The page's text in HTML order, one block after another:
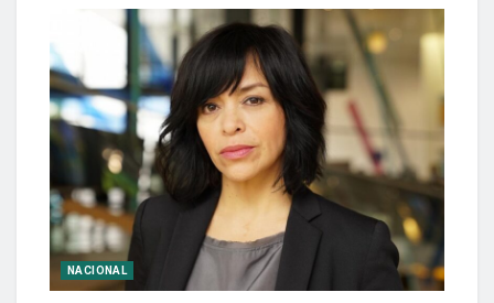
NACIONAL